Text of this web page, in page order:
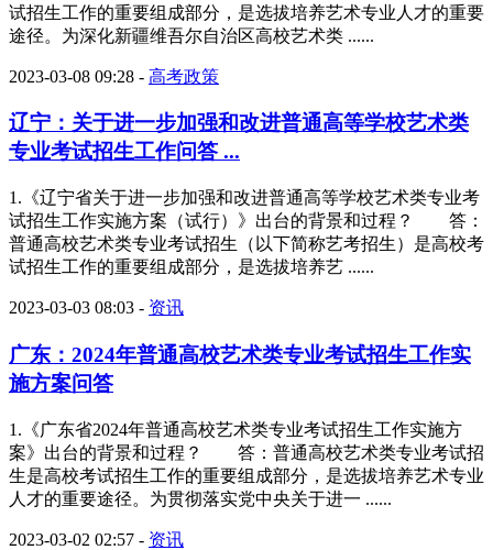
试招生工作的重要组成部分，是选拔培养艺术专业人才的重要
途径。为深化新疆维吾尔自治区高校艺术类 ......
2023-03-08 09:28 - 高考政策
辽宁：关于进一步加强和改进普通高等学校艺术类
专业考试招生工作问答 ...
1.《辽宁省关于进一步加强和改进普通高等学校艺术类专业考
试招生工作实施方案（试行）》出台的背景和过程？ 答：
普通高校艺术类专业考试招生（以下简称艺考招生）是高校考
试招生工作的重要组成部分，是选拔培养艺 ......
2023-03-03 08:03 - 资讯
广东：2024年普通高校艺术类专业考试招生工作实
施方案问答
1.《广东省2024年普通高校艺术类专业考试招生工作实施方
案》出台的背景和过程？ 答：普通高校艺术类专业考试招
生是高校考试招生工作的重要组成部分，是选拔培养艺术专业
人才的重要途径。为贯彻落实党中央关于进一 ......
2023-03-02 02:57 - 资讯